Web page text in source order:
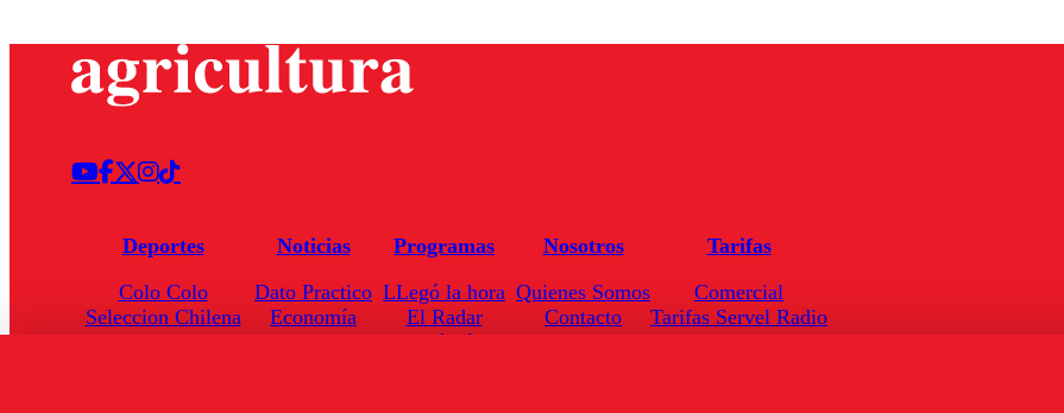
Deportes
Colo Colo
Seleccion Chilena
Noticias
Dato Practico
Economía
Programas
LLegó la hora
El Radar
Enfoqué Público
Nosotros
Quienes Somos
Contacto
Tarifas
Comercial
Tarifas Servel Radio